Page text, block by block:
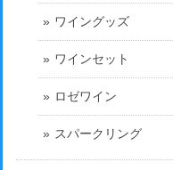
ワイングッズ
ワインセット
ロゼワイン
スパークリング